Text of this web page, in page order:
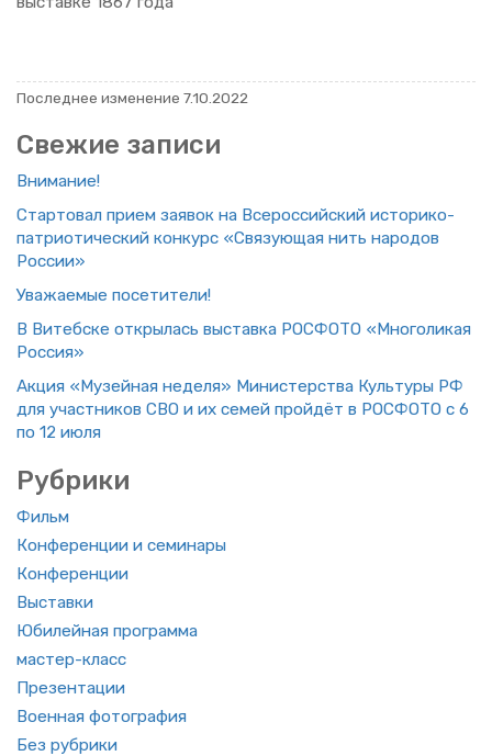
По­след­нее из­ме­не­ние 7.10.2022
Све­жие за­пи­си
Вни­ма­ние!
Стар­то­вал прием за­явок на Все­рос­сий­ский ис­то­ри­ко-
пат­ри­о­ти­че­ский кон­курс «Свя­зу­ю­щая нить на­ро­дов
Рос­сии»
Ува­жа­е­мые по­се­ти­те­ли!
В Ви­теб­ске от­кры­лась вы­став­ка РОС­ФО­ТО «Мно­го­ли­кая
Рос­сия»
Акция «Му­зей­ная неде­ля» Ми­ни­стер­ства Куль­ту­ры РФ
для участ­ни­ков СВО и их семей прой­дёт в РОС­ФО­ТО с 6
по 12 июля
Руб­ри­ки
Фильм
Кон­фе­рен­ции и се­ми­на­ры
Кон­фе­рен­ции
Вы­став­ки
Юби­лей­ная про­грам­ма
ма­стер-класс
Пре­зен­та­ции
Во­ен­ная фо­то­гра­фия
Без руб­ри­ки